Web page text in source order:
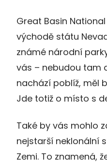
Great Basin
východě státu
známé národní
vás – nebudou tam
nachází poblíž, měl
Jde totiž o místo s
Také by vás mohlo
nejstarší neklonální
Zemi. To znamená,